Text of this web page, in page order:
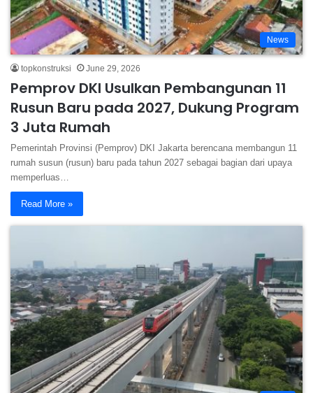
News
topkonstruksi June 29, 2026
Pemprov DKI Usulkan Pembangunan 11
Rusun Baru pada 2027, Dukung Program
3 Juta Rumah
Pemerintah Provinsi (Pemprov) DKI Jakarta berencana membangun 11
rumah susun (rusun) baru pada tahun 2027 sebagai bagian dari upaya
memperluas…
Read More »